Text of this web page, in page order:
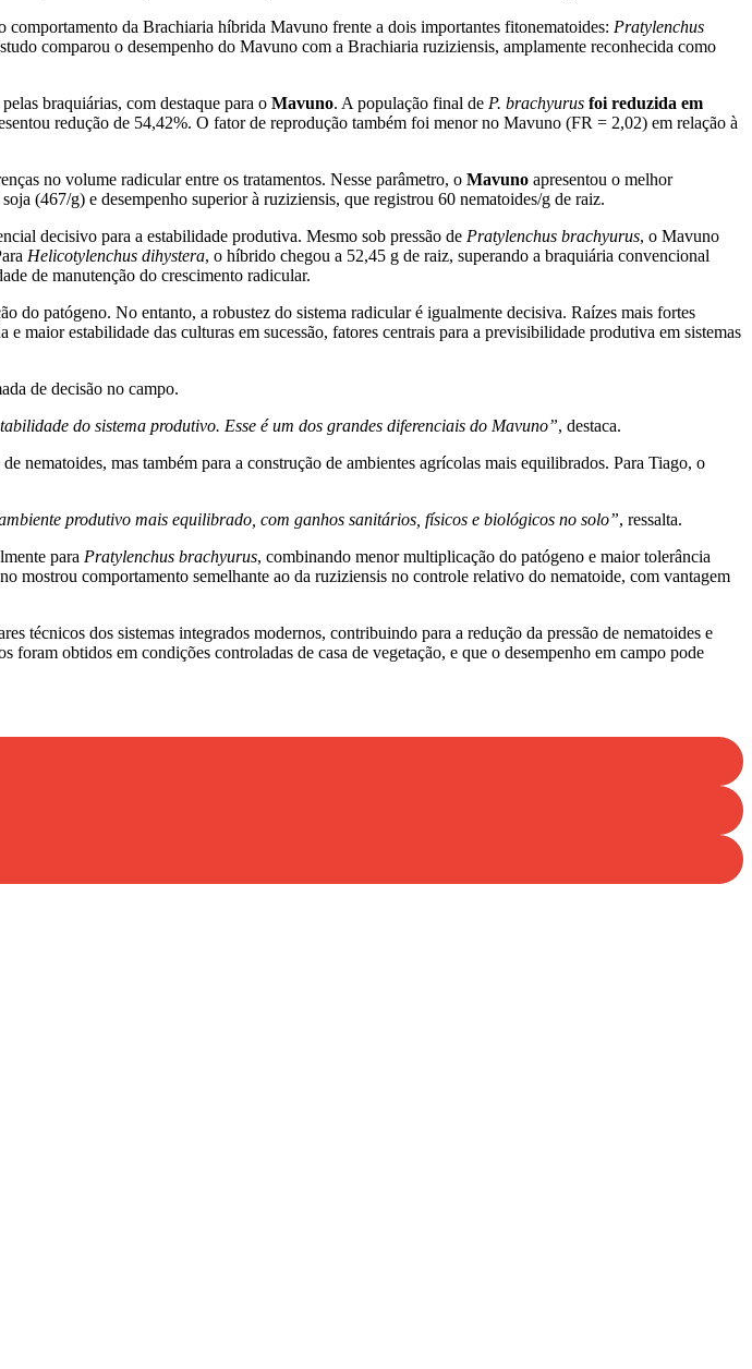
da Brachiaria híbrida Mavuno frente a dois importantes fitonematoides: Pratylenchus
comparou o desempenho do Mavuno com a Brachiaria ruziziensis, amplamente reconhecida como
braquiárias, com destaque para o Mavuno. A população final de P. brachyurus foi reduzida em
redução de 54,42%. O fator de reprodução também foi menor no Mavuno (FR = 2,02) em relação à
no volume radicular entre os tratamentos. Nesse parâmetro, o Mavuno apresentou o melhor
(467/g) e desempenho superior à ruziziensis, que registrou 60 nematoides/g de raiz.
decisivo para a estabilidade produtiva. Mesmo sob pressão de Pratylenchus brachyurus, o Mavuno
Helicotylenchus dihystera, o híbrido chegou a 52,45 g de raiz, superando a braquiária convencional
de manutenção do crescimento radicular.
do patógeno. No entanto, a robustez do sistema radicular é igualmente decisiva. Raízes mais fortes
estabilidade das culturas em sucessão, fatores centrais para a previsibilidade produtiva em sistemas
de decisão no campo.
do sistema produtivo. Esse é um dos grandes diferenciais do Mavuno”, destaca.
mas também para a construção de ambientes agrícolas mais equilibrados. Para Tiago, o
produtivo mais equilibrado, com ganhos sanitários, físicos e biológicos no solo”, ressalta.
para Pratylenchus brachyurus, combinando menor multiplicação do patógeno e maior tolerância
mostrou comportamento semelhante ao da ruziziensis no controle relativo do nematoide, com vantagem
técnicos dos sistemas integrados modernos, contribuindo para a redução da pressão de nematoides e
foram obtidos em condições controladas de casa de vegetação, e que o desempenho em campo pode